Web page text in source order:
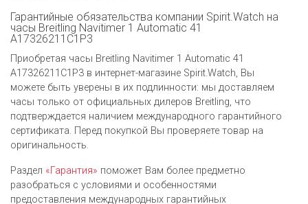
Гарантийные обязательства компании Spirit.Watch на
часы Breitling Navitimer 1 Automatic 41
A17326211C1P3
Приобретая часы Breitling Navitimer 1 Automatic 41
A17326211C1P3 в интернет-магазине Spirit.Watch, Вы
можете быть уверены в их подлинности: мы доставляем
часы только от официальных дилеров Breitling, что
подтверждается наличием международного гарантийного
сертификата. Перед покупкой Вы проверяете товар на
оригинальность.
Раздел «Гарантия» поможет Вам более предметно
разобраться с условиями и особенностями
предоставления международных гарантийных